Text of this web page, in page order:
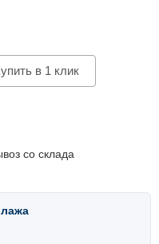
в 1 клик
со склада